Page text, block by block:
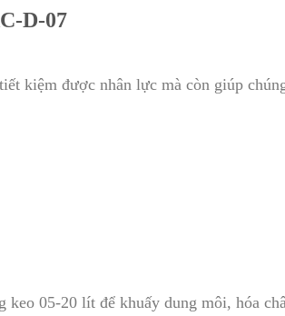
D-07
kiệm được nhân lực mà còn giúp
keo 05-20 lít để khuấy dung môi, hóa